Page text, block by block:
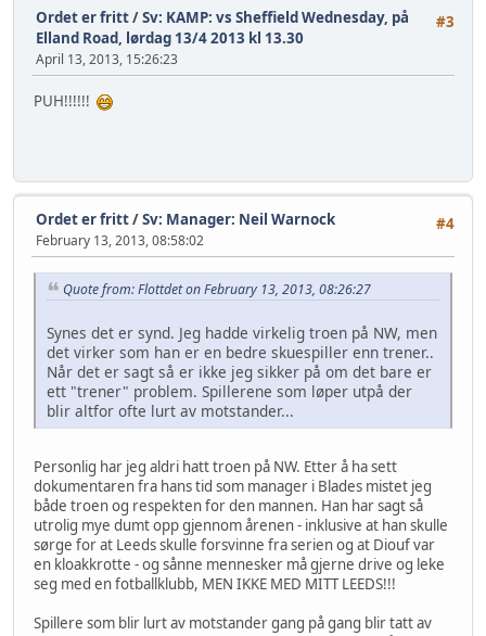
#3
Ordet er fritt/Sv: KAMP: vs Sheffield Wednesday, på
Elland Road, lørdag 13/4 2013 kl 13.30
April 13, 2013, 15:26:23
PUH!!!!!!
#4
Ordet er fritt/Sv: Manager: Neil Warnock
February 13, 2013, 08:58:02
Quote from: Flottdet on February 13, 2013, 08:26:27
Synes det er synd. Jeg hadde virkelig troen på NW, men
det virker som han er en bedre skuespiller enn trener..
Når det er sagt så er ikke jeg sikker på om det bare er
ett "trener" problem. Spillerene som løper utpå der
blir altfor ofte lurt av motstander...
Personlig har jeg aldri hatt troen på NW. Etter å ha sett
dokumentaren fra hans tid som manager i Blades mistet jeg
både troen og respekten for den mannen. Han har sagt så
utrolig mye dumt opp gjennom årenen - inklusive at han skulle
sørge for at Leeds skulle forsvinne fra serien og at Diouf var
en kloakkrotte - og sånne mennesker må gjerne drive og leke
seg med en fotballklubb, MEN IKKE MED MITT LEEDS!!!
Spillere som blir lurt av motstander gang på gang blir tatt av